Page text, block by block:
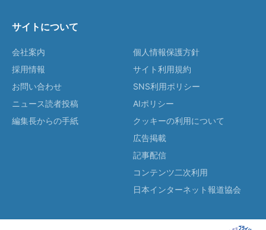
サイトについて
会社案内
採用情報
お問い合わせ
ニュース読者投稿
編集長からの手紙
個人情報保護方針
サイト利用規約
SNS利用ポリシー
AIポリシー
クッキーの利用について
広告掲載
記事配信
コンテンツ二次利用
日本インターネット報道協会